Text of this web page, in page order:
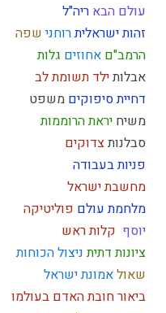
עולם הבא ריה"ל
זהות ישראליתרוחני שפה
הרמב"ם אחוזים גלות
אבלותילד תשומת לב
דחיית סיפוקים משפט
משיח יראת הרוממות
סבלנותצדוקים
פניות בעבודה
מחשבת ישראל
מלחמת עולם פוליטיקה
יוסף קלות ראש
ציונות דתיתניצול הכוחות
שאולאמונת ישראל
ביאור חובת האדם בעולמו